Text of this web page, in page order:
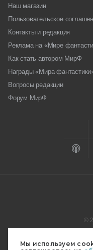
Мы используем
Наш магазин
Пользовательское
Контакты и редакция
Реклама на «Мире
Как стать автором МирФ
Награды «Мира
Вопросы редакции
Форум МирФ
©